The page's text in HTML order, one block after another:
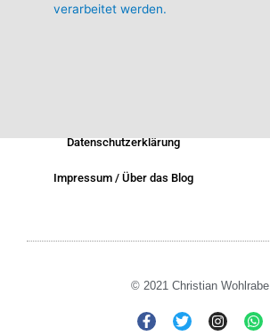
verarbeitet werden.
Datenschutzerklärung
Impressum / Über das Blog
© 2021 Christian Wohlrabe
F
a
T
w
I
n
W
h